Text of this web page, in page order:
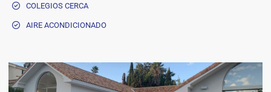
COLEGIOS CERCA
AIRE ACONDICIONADO